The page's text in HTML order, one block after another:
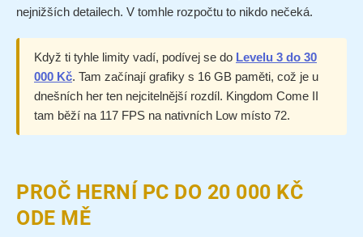
nejnižších detailech. V tomhle rozpočtu to nikdo nečeká.
Když ti tyhle limity vadí, podívej se do Levelu 3 do 30
000 Kč. Tam začínají grafiky s 16 GB paměti, což je u
dnešních her ten nejcitelnější rozdíl. Kingdom Come II
tam běží na 117 FPS na nativních Low místo 72.
PROČ HERNÍ PC DO 20 000 KČ
ODE MĚ